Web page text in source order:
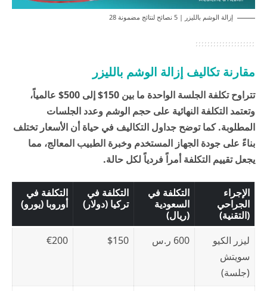
إزالة الوشم بالليزر | 5 نصائح لنتائج مضمونة 28
مقارنة تكاليف إزالة الوشم بالليزر
تتراوح تكلفة الجلسة الواحدة ما بين 150$ إلى 500$ عالمياً،
وتعتمد التكلفة النهائية على حجم الوشم وعدد الجلسات
المطلوبة. كما توضح جداول التكاليف في حياةأن الأسعار تختلف
بناءً على جودة الجهاز المستخدم وخبرة الطبيب المعالج، مما
يجعل تقييم التكلفة أمراً فردياً لكل حالة.
الإجراء
الجراحي
(التقنية)
التكلفة في
السعودية
(ريال)
التكلفة في
تركيا (دولار)
التكلفة في
أوروبا (يورو)
ليزر الكيو
سويتش
(جلسة)
600 ر.س $150
€200